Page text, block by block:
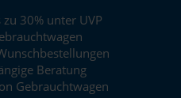
30% unter UVP
Beratung
Gebrauchtwagen